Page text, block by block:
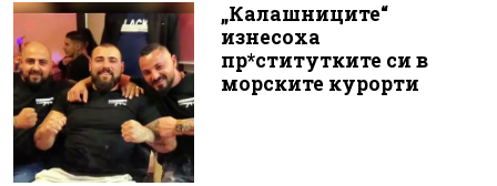
„Калашниците“
изнесоха
пр*ститутките си в
морските курорти